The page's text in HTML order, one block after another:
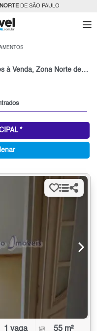
DE SÃO PAULO
Apartamentos Parque Rodrigues Alves à Venda, Zona Norte de São Paulo, SP
*
1 vaga 55 m²